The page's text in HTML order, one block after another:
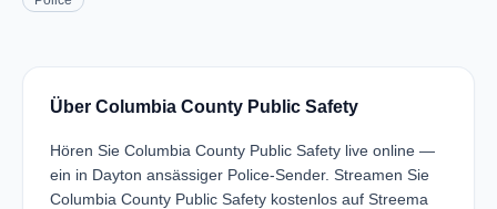
Über Columbia County Public Safety
Hören Sie Columbia County Public Safety live online —
ein in Dayton ansässiger Police-Sender. Streamen Sie
Columbia County Public Safety kostenlos auf Streema